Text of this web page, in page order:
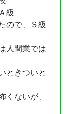
級
ので、Ｓ級
人間業では
ときついと
くないが、